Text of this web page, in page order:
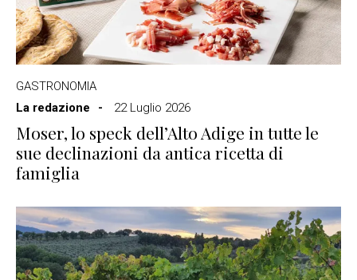
GASTRONOMIA
La redazione
22 Luglio 2026
Moser, lo speck dell’Alto Adige in tutte le
sue declinazioni da antica ricetta di
famiglia